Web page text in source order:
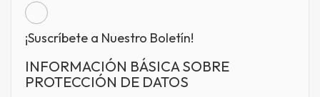
¡Suscríbete a Nuestro Boletín!
INFORMACIÓN BÁSICA SOBRE
PROTECCIÓN DE DATOS